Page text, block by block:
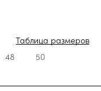
Таблица размеров
48 50